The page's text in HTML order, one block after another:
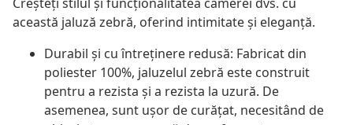
această jaluză zebră, oferind intimitate și eleganță.
Durabil și cu întreținere redusă: Fabricat din
poliester 100%, jaluzelul zebră este construit
pentru a rezista și a rezista la uzură. De
asemenea, sunt ușor de curățat, necesitând de